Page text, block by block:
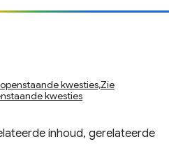
kwesties,Zie
kwesties
inhoud, gerelateerde